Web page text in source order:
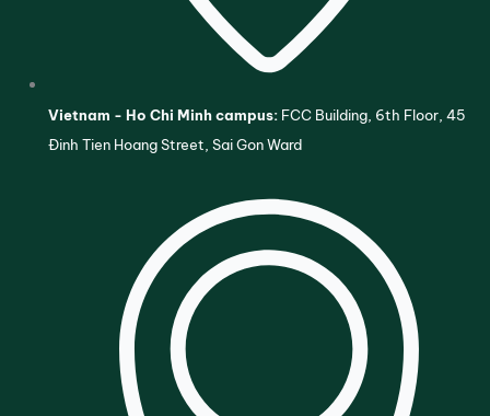
Vietnam - Ho Chi Minh campus:FCC Building, 6th Floor, 45
Đinh Tien Hoang Street, Sai Gon Ward